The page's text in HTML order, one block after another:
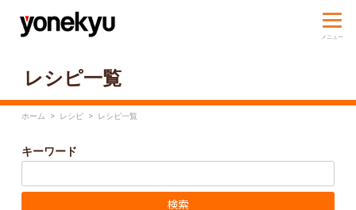
レシピ一覧
ホーム > レシピ > レシピ一覧
キーワード